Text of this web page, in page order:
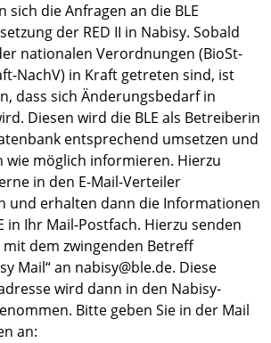
sich die Anfragen an die BLE
der RED II in Nabisy. Sobald
nationalen Verordnungen (BioSt-
NachV) in Kraft getreten sind, ist
dass sich Änderungsbedarf in
Diesen wird die BLE als Betreiberin
entsprechend umsetzen und
wie möglich informieren. Hierzu
in den E-Mail-Verteiler
und erhalten dann die Informationen
in Ihr Mail-Postfach. Hierzu senden
dem zwingenden Betreff
Mail“ an nabisy@ble.de. Diese
wird dann in den Nabisy-
Bitte geben Sie in der Mail
an: